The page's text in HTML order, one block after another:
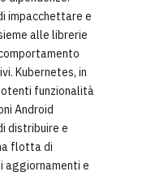
impacchettare e
alle librerie
Kubernetes, in
funzionalità
Android
distribuire e
flotta di
aggiornamenti e